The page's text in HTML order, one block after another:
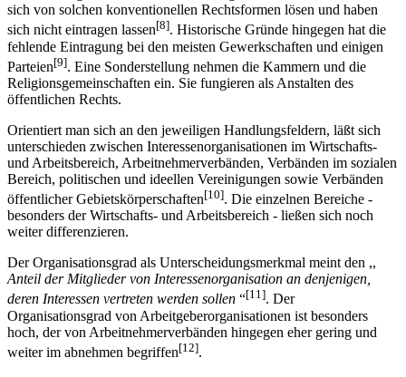
sich von solchen konventionellen Rechtsformen lösen und haben
sich nicht eintragen lassen[8]. Historische Gründe hingegen hat die
fehlende Eintragung bei den meisten Gewerkschaften und einigen
Parteien[9]. Eine Sonderstellung nehmen die Kammern und die
Religionsgemeinschaften ein. Sie fungieren als Anstalten des
öffentlichen Rechts.
Orientiert man sich an den jeweiligen Handlungsfeldern, läßt sich
unterschieden zwischen Interessenorganisationen im Wirtschafts-
und Arbeitsbereich, Arbeitnehmerverbänden, Verbänden im sozialen
Bereich, politischen und ideellen Vereinigungen sowie Verbänden
öffentlicher Gebietskörperschaften[10]. Die einzelnen Bereiche -
besonders der Wirtschafts- und Arbeitsbereich - ließen sich noch
weiter differenzieren.
Der Organisationsgrad als Unterscheidungsmerkmal meint den ,,
Anteil der Mitglieder von Interessenorganisation an denjenigen,
deren Interessen vertreten werden sollen “[11]. Der
Organisationsgrad von Arbeitgeberorganisationen ist besonders
hoch, der von Arbeitnehmerverbänden hingegen eher gering und
weiter im abnehmen begriffen[12].